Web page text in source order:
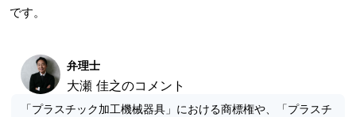
です。
弁理士
大瀬 佳之のコメント
「プラスチック加工機械器具」における商標権や、「プラスチ